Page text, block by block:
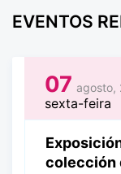
EVENTOS
07 agosto,
sexta-feira
colección